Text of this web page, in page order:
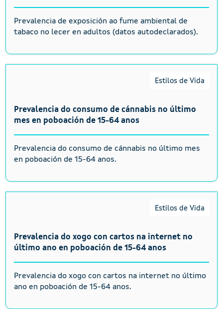
Prevalencia de exposición ao fume ambiental de
tabaco no lecer en adultos (datos autodeclarados).
Estilos de Vida
Prevalencia do consumo de cánnabis no último
mes en poboación de 15-64 anos
Prevalencia do consumo de cánnabis no último mes
en poboación de 15-64 anos.
Estilos de Vida
Prevalencia do xogo con cartos na internet no
último ano en poboación de 15-64 anos
Prevalencia do xogo con cartos na internet no último
ano en poboación de 15-64 anos.